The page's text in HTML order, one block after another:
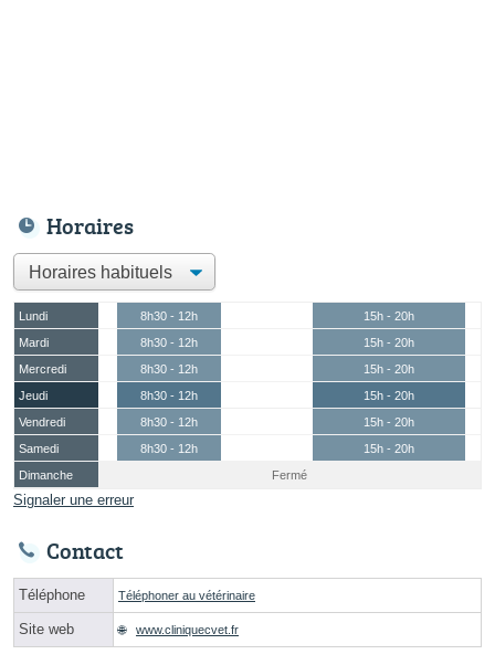
Horaires
Lundi 8h30 - 12h
15h - 20h
Mardi
8h30 - 12h
15h - 20h
Mercredi
8h30 - 12h
15h - 20h
Jeudi
8h30 - 12h
15h - 20h
Vendredi
8h30 - 12h
15h - 20h
Samedi
8h30 - 12h
15h - 20h
Dimanche
Fermé
Signaler une erreur
Contact
Téléphone Téléphoner au vétérinaire
Site web www.cliniquecvet.fr